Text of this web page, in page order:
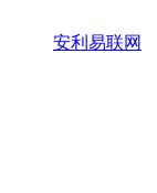
安利易联网